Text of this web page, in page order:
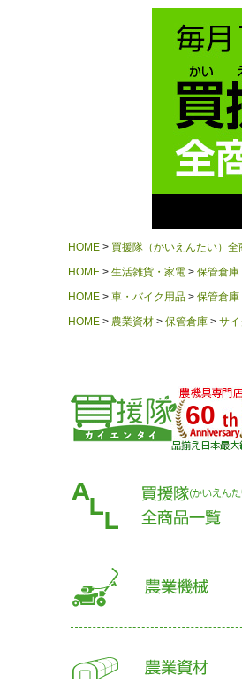
HOME 買援隊（かいえんたい）全
HOME
生活雑貨・家電 保管倉庫
HOME
車・バイク用品 保管倉庫
HOME
農業資材 保管倉庫 サイ
60